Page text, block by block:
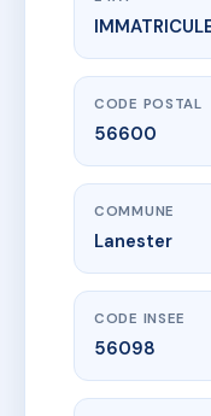
162 Bis
162B r jean jaures
CODE POSTAL
56600
COMMUNE
Lanester
CODE INSEE
56098